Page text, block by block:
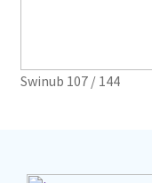
Swinub 107 / 144